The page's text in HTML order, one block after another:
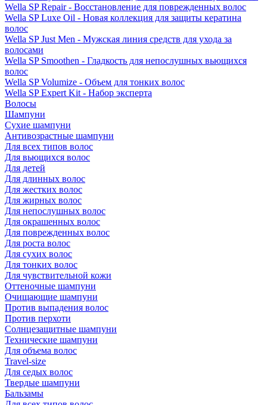
Wella SP Repair - Восстановление для поврежденных волос
Wella SP Luxe Oil - Новая коллекция для защиты кератина
волос
Wella SP Just Men - Мужская линия средств для ухода за
волосами
Wella SP Smoothen - Гладкость для непослушных вьющихся
волос
Wella SP Volumize - Объем для тонких волос
Wella SP Expert Kit - Набор эксперта
Волосы
Шампуни
Сухие шампуни
Антивозрастные шампуни
Для всех типов волос
Для вьющихся волос
Для детей
Для длинных волос
Для жестких волос
Для жирных волос
Для непослушных волос
Для окрашенных волос
Для поврежденных волос
Для роста волос
Для сухих волос
Для тонких волос
Для чувствительной кожи
Оттеночные шампуни
Очищающие шампуни
Против выпадения волос
Против перхоти
Солнцезащитные шампуни
Технические шампуни
Для объема волос
Travel-size
Для седых волос
Твердые шампуни
Бальзамы